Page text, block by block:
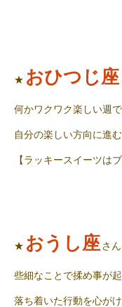
★ おひつじ座
何かワクワク楽しい週で
自分の楽しい方向に進
【ラッキースイーツ
★ おうし座さ
些細なことで揉め事が
落ち着いた行動を心が